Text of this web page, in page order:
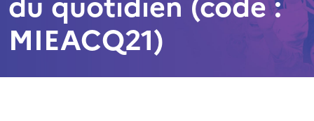
MIEACQ21)